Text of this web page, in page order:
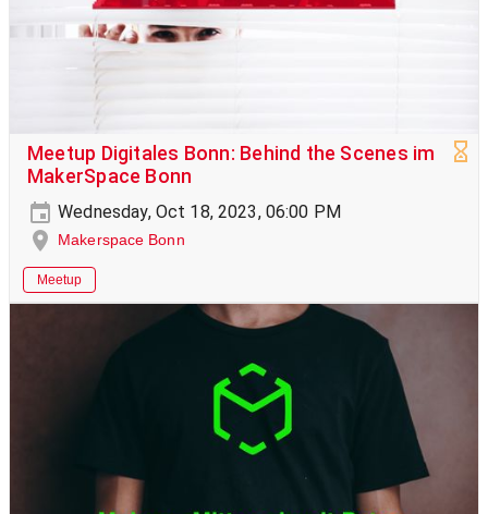
Meetup Digitales Bonn: Behind the Scenes im
MakerSpace Bonn
Wednesday, Oct 18, 2023, 06:00 PM
Makerspace Bonn
Meetup